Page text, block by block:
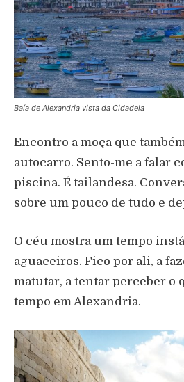
Baía de Alexandria vista da Cidadela
Encontro a moça que
autocarro. Sento-me a falar
piscina. É tailandesa.
sobre um pouco de tudo e
O céu mostra um tempo
aguaceiros. Fico por ali, a
matutar, a tentar perceber o
tempo em Alexandria.